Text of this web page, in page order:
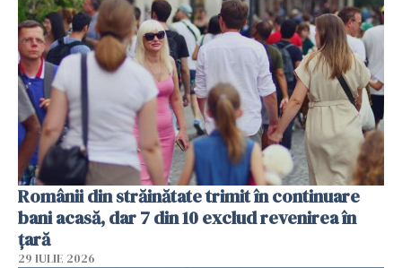
Românii din străinătate trimit în continuare
bani acasă, dar 7 din 10 exclud revenirea în
țară
29 IULIE 2026